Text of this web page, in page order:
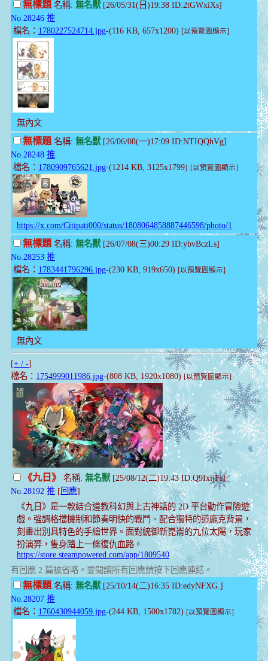
無標題名稱: 無名獸[26/05/31(日)19:38 ID:2tGWxiXs]
No.28246 推
檔名： 1780227524714.jpg-(116 KB, 657x1200) [以預覽圖顯示]
無內文
無標題名稱: 無名獸[26/06/08(一)17:09 ID:NTIQQhVg]
No.28248 推
檔名： 1780909765621.jpg-(1214 KB, 3125x1799) [以預覽圖顯示]
https://x.com/Citipati000/status/1808064858887446598/photo/1
無標題名稱: 無名獸[26/07/08(三)00:29 ID:ybvBczLs]
No.28253 推
檔名： 1783441796296.jpg-(230 KB, 919x650) [以預覽圖顯示]
無內文
[+ / -]
檔名： 1754999011986.jpg-(808 KB, 1920x1080) [以預覽圖顯示]
《九日》 名稱: 無名獸[25/08/12(二)19:43 ID:Q9IxijFs]
No.28192 推 [ 回應]
《九日》是一款結合道教科幻與上古神話的 2D 平台動作冒險遊
戲。強調格擋機制和節奏明快的戰鬥、配合獨特的道龐克背景，
刻畫出別具特色的手繪世界。面對統御新崑崙的九位太陽，玩家
扮演羿，隻身踏上一條復仇血路。
https://store.steampowered.com/app/1809540
有回應 2 篇被省略。要閱讀所有回應請按下回應連結。
無標題名稱: 無名獸[25/10/14(二)16:35 ID:edyNFXG.]
No.28207 推
檔名： 1760430944059.jpg-(244 KB, 1500x1782) [以預覽圖顯示]